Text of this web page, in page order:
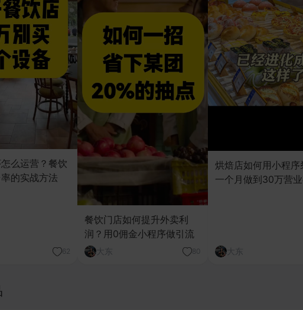
么运营？餐饮
的实战方法
62
餐饮门店如何提升外卖利
润？用0佣金小程序做引流
大东 80
烘焙店如何用小程序
一个月做到30万营
大东